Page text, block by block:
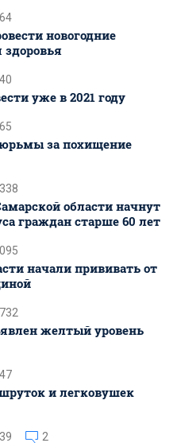
новогодние
здоровья
уже в 2021 году
за похищение
области начнут
граждан старше 60 лет
начали прививать от
желтый уровень
и легковушек
2